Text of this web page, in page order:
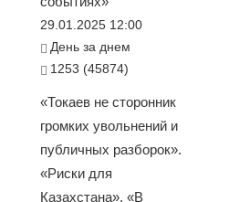
29.01.2025 12:00
День за днем
1253 (45874)
«Токаев не сторонник
громких увольнений и
публичных разборок».
«Риски для
Казахстана». «В